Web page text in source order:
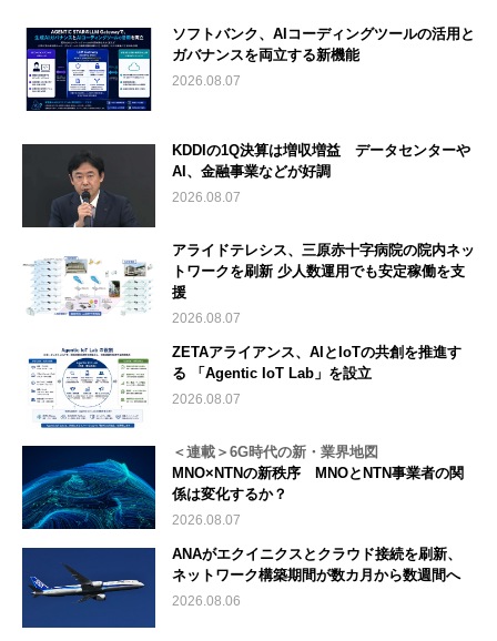
ソフトバンク、AIコーディングツールの活用と
ガバナンスを両立する新機能
2026.08.07
KDDIの1Q決算は増収増益 データセンターや
AI、金融事業などが好調
2026.08.07
アライドテレシス、三原赤十字病院の院内ネッ
トワークを刷新 少人数運用でも安定稼働を支
援
2026.08.07
ZETAアライアンス、AIとIoTの共創を推進す
る 「Agentic IoT Lab」を設立
2026.08.07
＜連載＞6G時代の新・業界地図
MNO×NTNの新秩序 MNOとNTN事業者の関
係は変化するか？
2026.08.07
ANAがエクイニクスとクラウド接続を刷新、
ネットワーク構築期間が数カ月から数週間へ
2026.08.06